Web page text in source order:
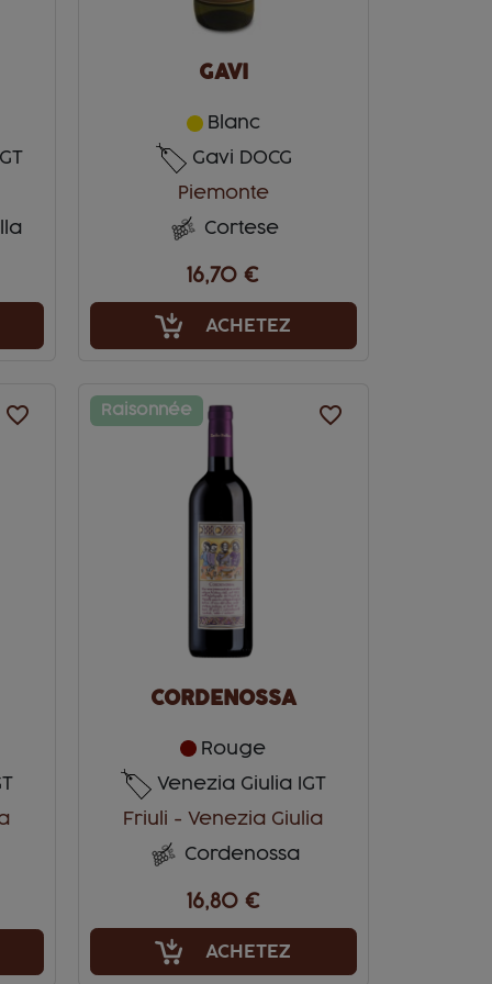
GAVI
Blanc
Gavi DOCG
Piemonte
Cortese
16,70 €
ACHETEZ
favorite_border favorite_border
Raisonnée
CORDENOSSA
Rouge
Venezia Giulia IGT
Friuli - Venezia Giulia
Cordenossa
16,80 €
ACHETEZ